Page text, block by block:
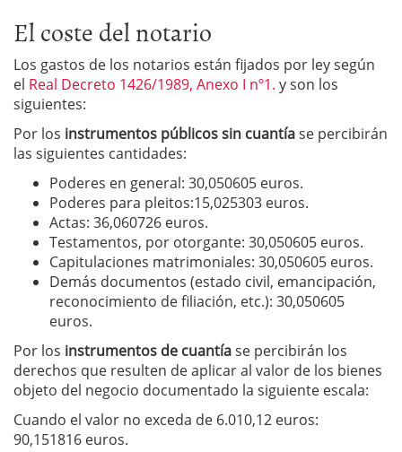
El coste del notario
Los gastos de los notarios están fijados por ley según
el Real Decreto 1426/1989, Anexo I nº1. y son los
siguientes:
Por los instrumentos públicos sin cuantíase percibirán
las siguientes cantidades:
Poderes en general: 30,050605 euros.
Poderes para pleitos:15,025303 euros.
Actas: 36,060726 euros.
Testamentos, por otorgante: 30,050605 euros.
Capitulaciones matrimoniales: 30,050605 euros.
Demás documentos (estado civil, emancipación,
reconocimiento de filiación, etc.): 30,050605
euros.
Por los instrumentos de cuantíase percibirán los
derechos que resulten de aplicar al valor de los bienes
objeto del negocio documentado la siguiente escala:
Cuando el valor no exceda de 6.010,12 euros:
90,151816 euros.